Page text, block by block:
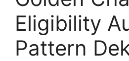
Eligibility
Pattern